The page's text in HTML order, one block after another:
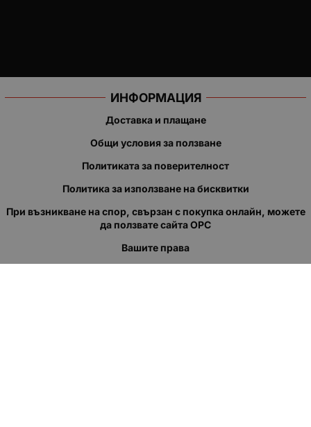
ИНФОРМАЦИЯ
Доставка и плащане
Общи условия за ползване
Политиката за поверителност
Политика за използване на бисквитки
При възникване на спор, свързан с покупка онлайн, можете
да ползвате сайта ОРС
Вашите права